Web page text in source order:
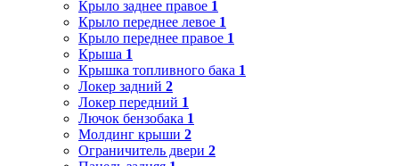
Крыло заднее правое 1
Крыло переднее левое 1
Крыло переднее правое 1
Крыша 1
Крышка топливного бака 1
Локер задний 2
Локер передний 1
Лючок бензобака 1
Молдинг крыши 2
Ограничитель двери 2